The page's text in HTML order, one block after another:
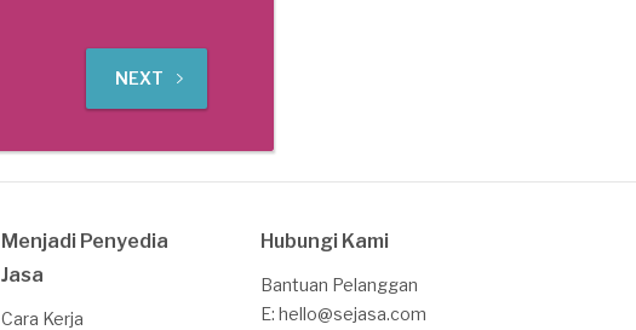
NEXT
Menjadi Penyedia
Jasa
Cara Kerja
Hubungi Kami
Bantuan Pelanggan
E: hello@sejasa.com